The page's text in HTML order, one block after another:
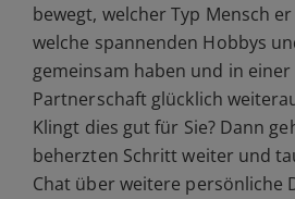
bewegt, welcher Typ Mensch
welche spannenden Hobbys
gemeinsam haben und in
Partnerschaft glücklich
Klingt dies gut für Sie? Dann
beherzten Schritt weiter und
Chat über weitere persönliche